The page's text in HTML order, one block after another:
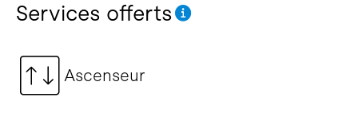
Services offerts
Ascenseur